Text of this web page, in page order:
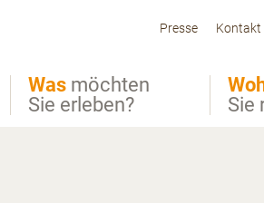
Was möchten
Sie erleben?
Sie
Presse Kontakt